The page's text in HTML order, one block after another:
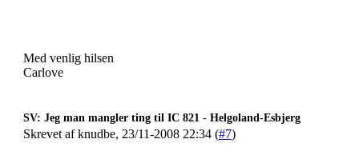
Med venlig hilsen
Carlove
SV: Jeg man mangler ting til IC 821 - Helgoland-Esbjerg
Skrevet af knudbe, 23/11-2008 22:34 (#7)